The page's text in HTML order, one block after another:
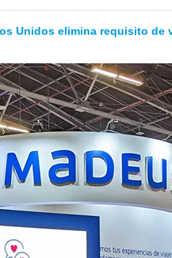
Unidos elimina requisito de